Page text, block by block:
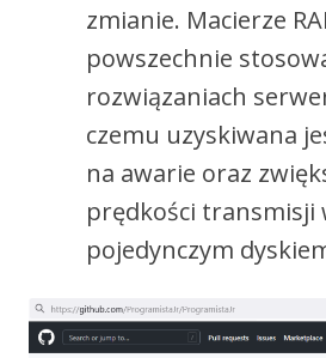
zmianie. Macierze
powszechnie
rozwiązaniach
czemu uzyskiwana
na awarie oraz
prędkości transmisji
pojedynczym